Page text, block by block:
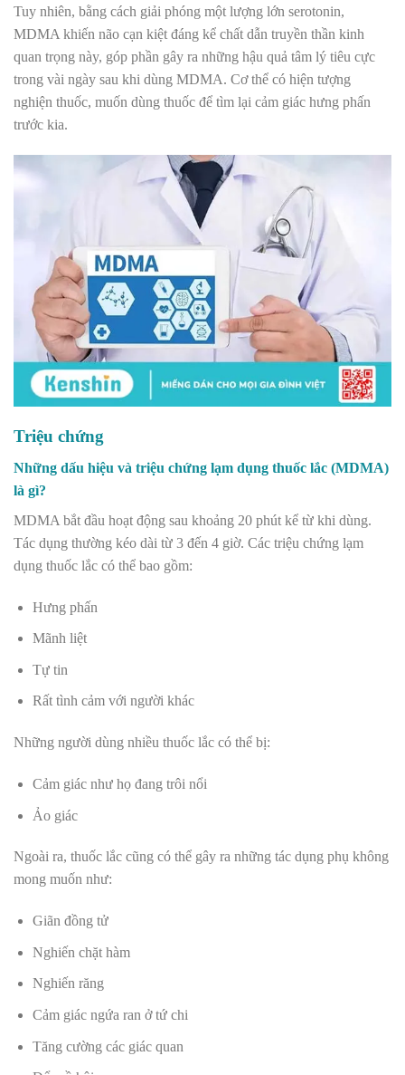
Tuy nhiên, bằng cách giải phóng một lượng lớn serotonin,
MDMA khiến não cạn kiệt đáng kể chất dẫn truyền thần kinh
quan trọng này, góp phần gây ra những hậu quả tâm lý tiêu cực
trong vài ngày sau khi dùng MDMA. Cơ thể có hiện tượng
nghiện thuốc, muốn dùng thuốc để tìm lại cảm giác hưng phấn
trước kia.
Triệu chứng
Những dấu hiệu và triệu chứng lạm dụng thuốc lắc (MDMA)
là gì?
MDMA bắt đầu hoạt động sau khoảng 20 phút kể từ khi dùng.
Tác dụng thường kéo dài từ 3 đến 4 giờ. Các triệu chứng lạm
dụng thuốc lắc có thể bao gồm:
Hưng phấn
Mãnh liệt
Tự tin
Rất tình cảm với người khác
Những người dùng nhiều thuốc lắc có thể bị:
Cảm giác như họ đang trôi nổi
Ảo giác
Ngoài ra, thuốc lắc cũng có thể gây ra những tác dụng phụ không
mong muốn như:
Giãn đồng tử
Nghiến chặt hàm
Nghiến răng
Cảm giác ngứa ran ở tứ chi
Tăng cường các giác quan